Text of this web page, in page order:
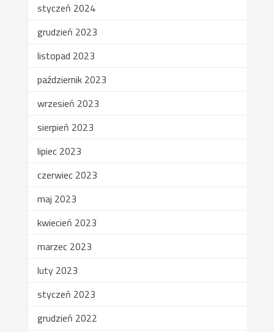
styczeń 2024
grudzień 2023
listopad 2023
październik 2023
wrzesień 2023
sierpień 2023
lipiec 2023
czerwiec 2023
maj 2023
kwiecień 2023
marzec 2023
luty 2023
styczeń 2023
grudzień 2022